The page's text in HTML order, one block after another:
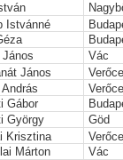
Istvánné
Vác
János
Verőce
Verőce
Gábor
György
Göd
Krisztina
Verőce
Márton
Vác